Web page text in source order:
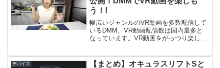
う！!
幅広いジャンルのVR動画を多数配信して
いるDMM。VR動画配信数は国内最多と
なっています。VR動画をがっつり楽しむ
方法を紹介します。DMMのVR動画を見
デバイス
【まとめ】オキュラスリフトSと